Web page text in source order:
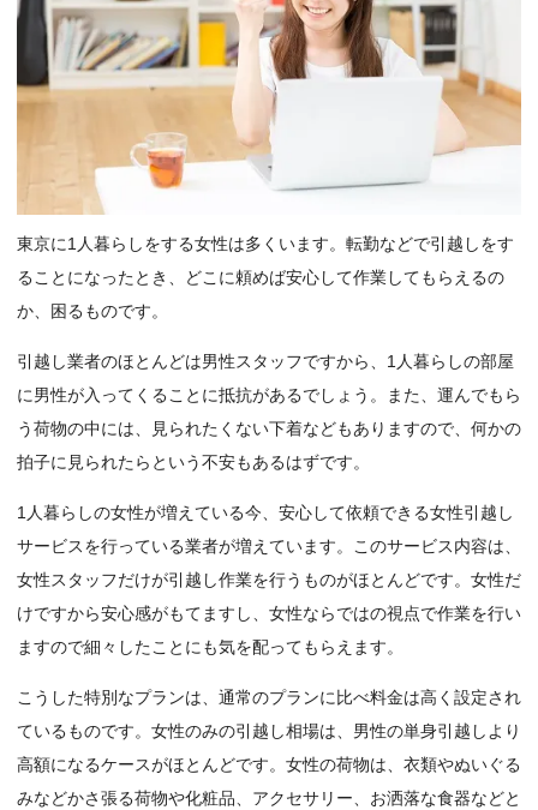
東京に1人暮らしをする女性は多くいます。転勤などで引越しをす
ることになったとき、どこに頼めば安心して作業してもらえるの
か、困るものです。
引越し業者のほとんどは男性スタッフですから、1人暮らしの部屋
に男性が入ってくることに抵抗があるでしょう。また、運んでもら
う荷物の中には、見られたくない下着などもありますので、何かの
拍子に見られたらという不安もあるはずです。
1人暮らしの女性が増えている今、安心して依頼できる女性引越し
サービスを行っている業者が増えています。このサービス内容は、
女性スタッフだけが引越し作業を行うものがほとんどです。女性だ
けですから安心感がもてますし、女性ならではの視点で作業を行い
ますので細々したことにも気を配ってもらえます。
こうした特別なプランは、通常のプランに比べ料金は高く設定され
ているものです。女性のみの引越し相場は、男性の単身引越しより
高額になるケースがほとんどです。女性の荷物は、衣類やぬいぐる
みなどかさ張る荷物や化粧品、アクセサリー、お洒落な食器などと